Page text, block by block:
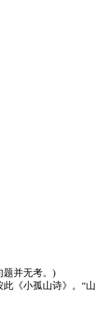
题并无考。)
《小孤山诗》。“山